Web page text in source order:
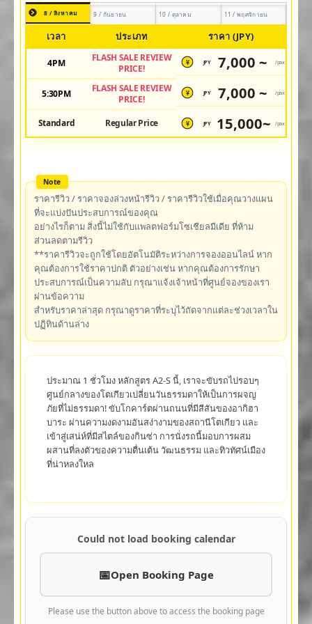
8 / สิงหาคม 9 / กันยายน 10 / ตุลาคม 11 / พฤศจิกายน
เวลา ประเภท ราคา (JPY)
4PM
FLASH SALE REVIEW
PRICE!
¥ JPY 7,000 ~ /pax
5:30PM
FLASH SALE REVIEW
PRICE!
¥ JPY 7,000 ~ /pax
Standard Regular Price ¥ JPY 15,000~ /pax
ราคารีวิว / ราคาจองล่วงหน้ารีวิว / ราคารีวิวใช้เมื่อคุณวางแผน
ที่จะแบ่งปันประสบการณ์ของคุณ
อย่างไรก็ตาม สิ่งนี้ไม่ใช้กับแพลตฟอร์มโซเชียลมีเดีย ที่ห้าม
ส่วนลดตามรีวิว
**ราคารีวิวจะถูกใช้โดยอัตโนมัติระหว่างการจองออนไลน์ หาก
คุณต้องการใช้ราคาปกติ ตัวอย่างเช่น หากคุณต้องการรักษา
ประสบการณ์เป็นความลับ กรุณาแจ้งเจ้าหน้าที่ศูนย์จองของเรา
ผ่านข้อความ
สำหรับราคาล่าสุด กรุณาดูราคาที่ระบุไว้ถัดจากแต่ละช่วงเวลาใน
ปฏิทินด้านล่าง
ประมาณ 1 ชั่วโมง หลักสูตร A2-S นี้, เราจะขับรถไปรอบๆ
ศูนย์กลางของโตเกียวเปลี่ยนวันธรรมดาให้เป็นการผจญ
ภัยที่ไม่ธรรมดา! ขับโกคาร์ตผ่านถนนที่มีสีสันของอากิฮา
บาระ ผ่านความงดงามอันสง่างามของสถานีโตเกียว และ
เข้าสู่เสน่ห์ที่มีสไตล์ของกินซ่า การนั่งรถนี้มอบการผสม
ผสานที่ลงตัวของความตื่นเต้น วัฒนธรรม และทิวทัศน์เมือง
ที่น่าหลงใหล
Could not load booking calendar
Open Booking Page
Please use the button above to access the booking page